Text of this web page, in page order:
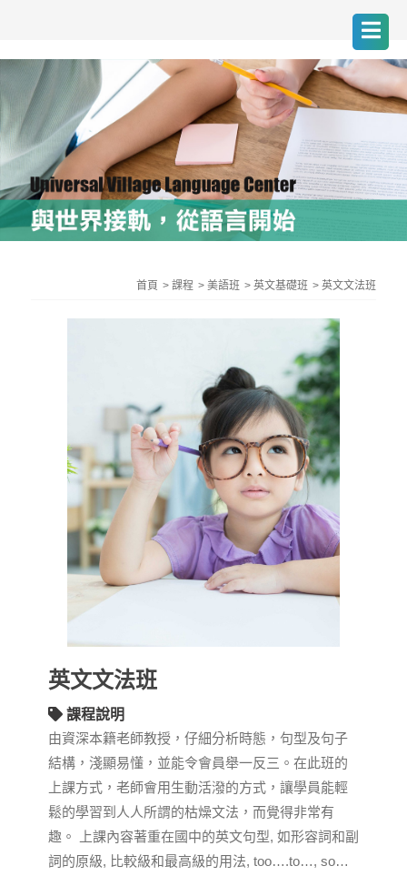
首頁 課程 美語班 英文基礎班 英文文法班
英文文法班
課程說明
由資深本籍老師教授，仔細分析時態，句型及句子
結構，淺顯易懂，並能令會員舉一反三。在此班的
上課方式，老師會用生動活潑的方式，讓學員能輕
鬆的學習到人人所謂的枯燥文法，而覺得非常有
趣。 上課內容著重在國中的英文句型, 如形容詞和副
詞的原級, 比較級和最高級的用法, too….to…, so…